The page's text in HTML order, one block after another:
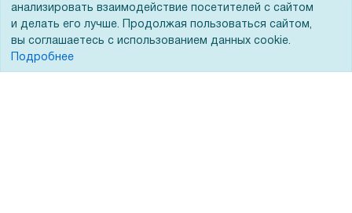
Бренды
ЭДО
анализировать взаимодействие посетителей с сайтом
и делать его лучше. Продолжая пользоваться сайтом,
вы соглашаетесь с использованием данных cookie.
Подробнее